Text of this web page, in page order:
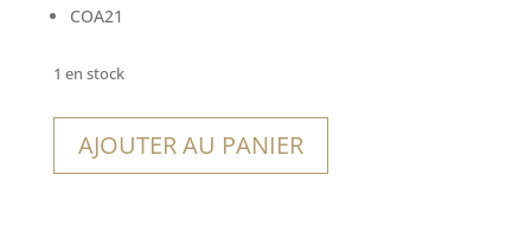
COA21
1 en stock
AJOUTER AU PANIER